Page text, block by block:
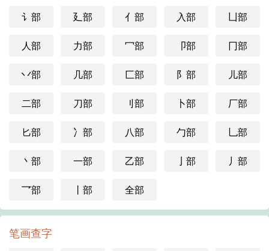
讠部 廴部 亻部 入部 凵部
人部 力部 冖部 卩部 冂部
丷部 几部 匚部 阝部 儿部
二部 刀部 刂部 卜部 厂部
匕部 冫部 八部 勹部 乚部
丶部 一部 乙部 亅部 丿部
乛部 丨部 全部
笔画查字